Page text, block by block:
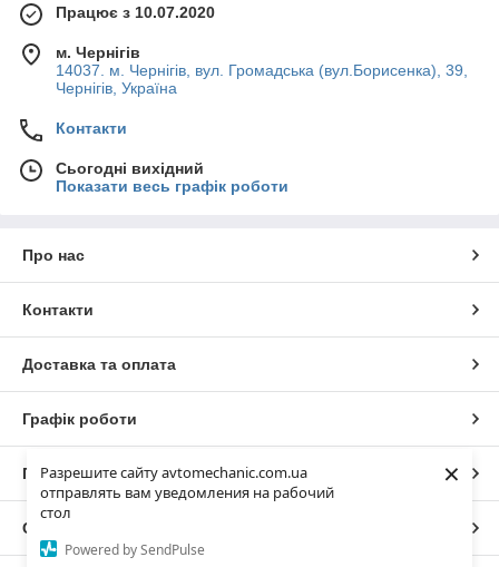
Разрешите сайту avtomechanic.com.ua
отправлять вам уведомления на рабочий
стол
Powered by SendPulse
×
Працює з 10.07.2020
м. Чернігів
14037. м. Чернігів, вул. Громадська (вул.Борисенка), 39,
Чернігів, Україна
Контакти
Сьогодні вихідний
Показати весь графік роботи
Про нас
Контакти
Доставка та оплата
Графік роботи
Повна версія сайту
Сайт створено на маркетплейсі